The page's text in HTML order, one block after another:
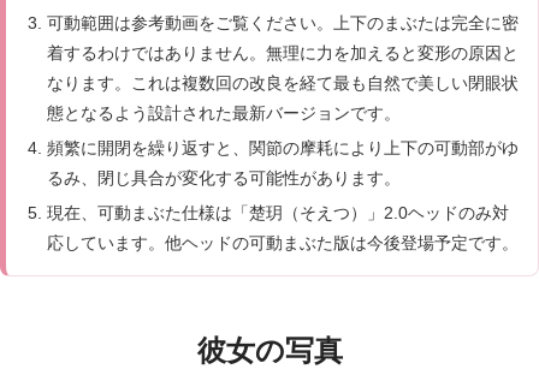
可動範囲は参考動画をご覧ください。上下のまぶたは完全に密
着するわけではありません。無理に力を加えると変形の原因と
なります。これは複数回の改良を経て最も自然で美しい閉眼状
態となるよう設計された最新バージョンです。
頻繁に開閉を繰り返すと、関節の摩耗により上下の可動部がゆ
るみ、閉じ具合が変化する可能性があります。
現在、可動まぶた仕様は「楚玥（そえつ）」2.0ヘッドのみ対
応しています。他ヘッドの可動まぶた版は今後登場予定です。
彼女の写真